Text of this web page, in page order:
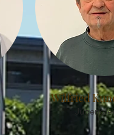
Wilfried